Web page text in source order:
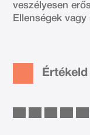
veszélyesen
Ellenségek vagy